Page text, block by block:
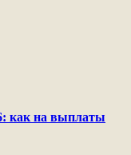
как на выплаты